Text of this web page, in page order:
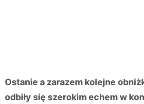
Ostanie a zarazem kolejne
odbiły się szerokim echem w